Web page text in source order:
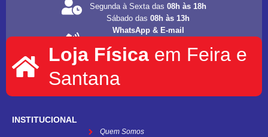
Segunda à Sexta das08h às 18h
Sábado das08h às 13h
WhatsApp & E-mail
informat.servicos1@gmail.com
Loja Física em Feira e
Santana
INSTITUCIONAL
Quem Somos